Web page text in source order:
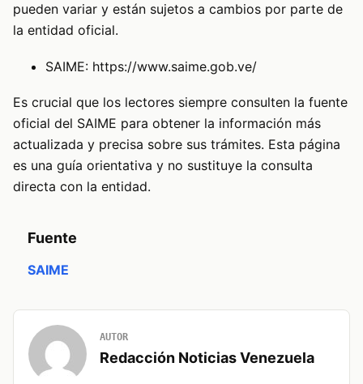
pueden variar y están sujetos a cambios por parte de
la entidad oficial.
SAIME: https://www.saime.gob.ve/
Es crucial que los lectores siempre consulten la fuente
oficial del SAIME para obtener la información más
actualizada y precisa sobre sus trámites. Esta página
es una guía orientativa y no sustituye la consulta
directa con la entidad.
Fuente
SAIME
AUTOR
Redacción Noticias Venezuela